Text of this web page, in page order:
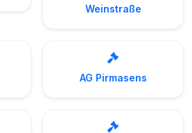
Weinstraße
AG Pirmasens